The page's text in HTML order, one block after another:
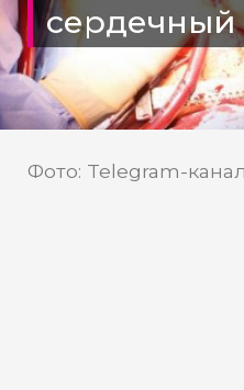
сердечный
Фото: Telegram-